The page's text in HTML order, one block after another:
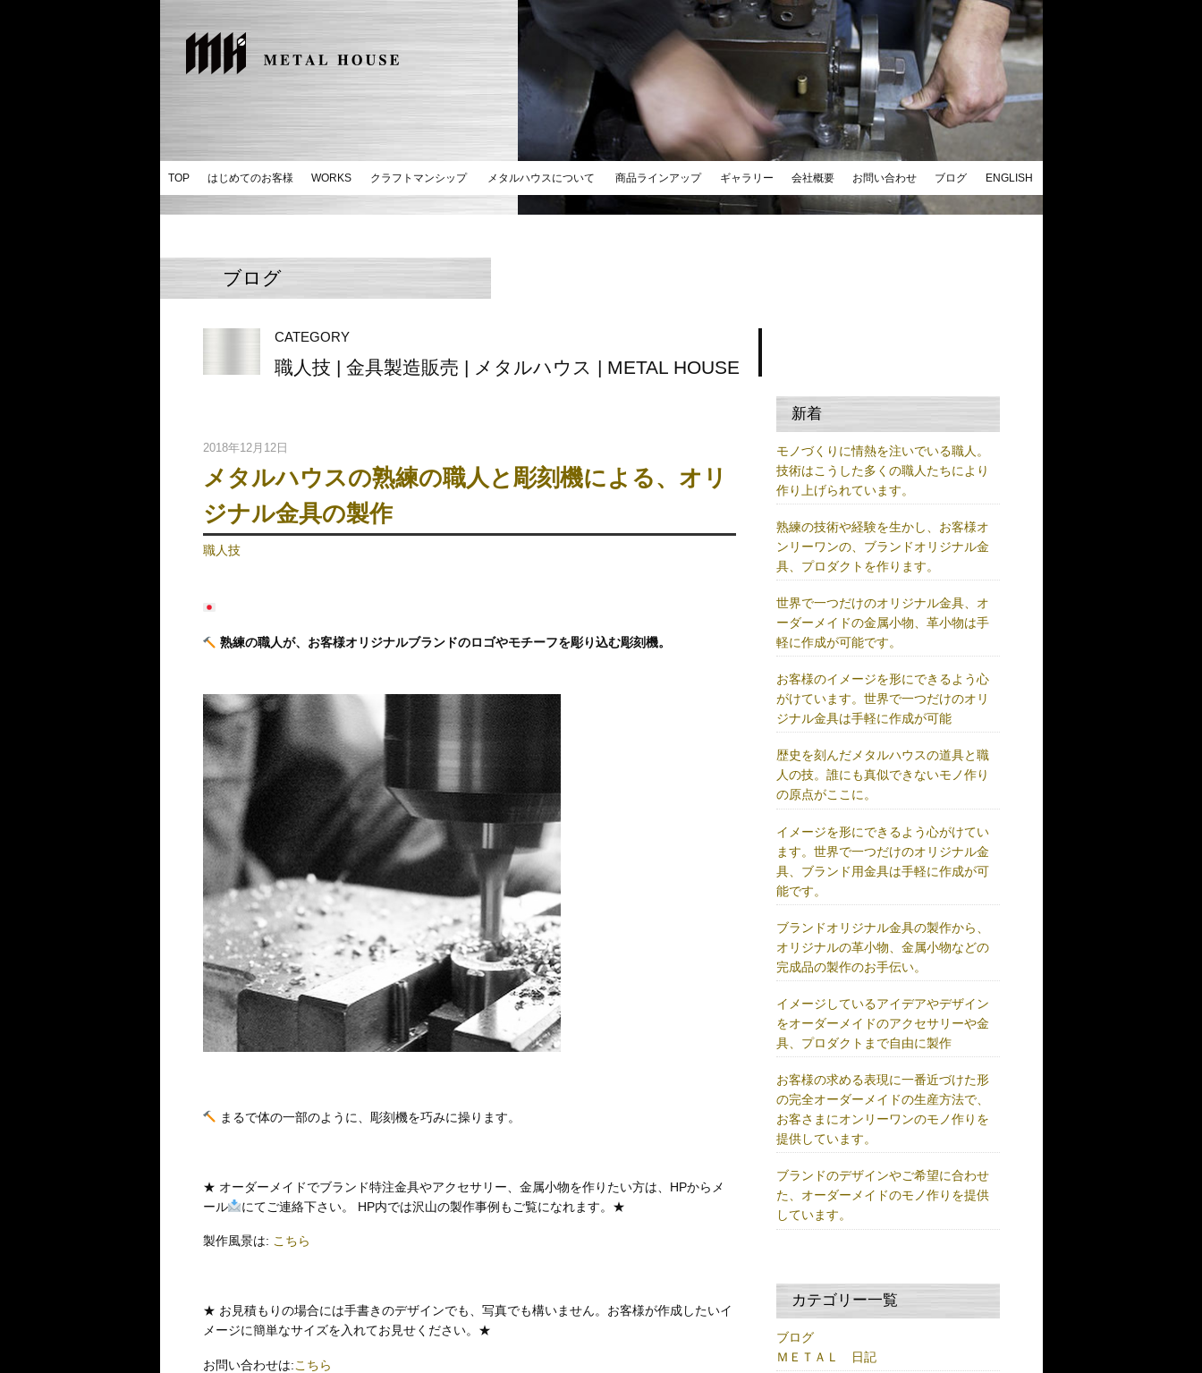
TOP はじめてのお客様 WORKS クラフトマンシップ メタルハウスについて 商品ラインアップ ギャラリー 会社概要 お問い合わせ ブログ ENGLISH
ブログ
CATEGORY
職人技 | 金具製造販売 | メタルハウス | METAL HOUSE
2018年12月12日
メタルハウスの熟練の職人と彫刻機による、オリ
ジナル金具の製作
職人技
熟練の職人が、お客様オリジナルブランドのロゴやモチーフを彫り込む彫刻機。
まるで体の一部のように、彫刻機を巧みに操ります。
★ オーダーメイドでブランド特注金具やアクセサリー、金属小物を作りたい方は、HPからメ
ール
にてご連絡下さい。 HP内では沢山の製作事例もご覧になれます。★
製作風景は: こちら
★ お見積もりの場合には手書きのデザインでも、写真でも構いません。お客様が作成したいイ
メージに簡単なサイズを入れてお見せください。★
お問い合わせは:こちら
新着
モノづくりに情熱を注いでいる職人。
技術はこうした多くの職人たちにより
作り上げられています。
熟練の技術や経験を生かし、お客様オ
ンリーワンの、ブランドオリジナル金
具、プロダクトを作ります。
世界で一つだけのオリジナル金具、オ
ーダーメイドの金属小物、革小物は手
軽に作成が可能です。
お客様のイメージを形にできるよう心
がけています。世界で一つだけのオリ
ジナル金具は手軽に作成が可能
歴史を刻んだメタルハウスの道具と職
人の技。誰にも真似できないモノ作り
の原点がここに。
イメージを形にできるよう心がけてい
ます。世界で一つだけのオリジナル金
具、ブランド用金具は手軽に作成が可
能です。
ブランドオリジナル金具の製作から、
オリジナルの革小物、金属小物などの
完成品の製作のお手伝い。
イメージしているアイデアやデザイン
をオーダーメイドのアクセサリーや金
具、プロダクトまで自由に製作
お客様の求める表現に一番近づけた形
の完全オーダーメイドの生産方法で、
お客さまにオンリーワンのモノ作りを
提供しています。
ブランドのデザインやご希望に合わせ
た、オーダーメイドのモノ作りを提供
しています。
カテゴリー一覧
ブログ
ＭＥＴＡＬ 日記